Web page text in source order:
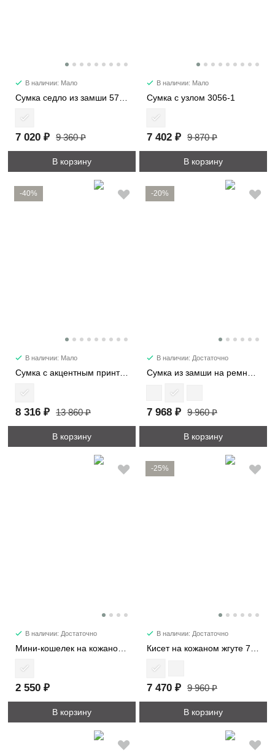
В наличии: Мало
7 020 ₽ 9 360 ₽
В корзину
В наличии: Мало
Сумка с узлом 3056-1
7 402 ₽ 9 870 ₽
В корзину
-40%
В наличии: Мало
Сумка с акцентным принтом 2053
8 316 ₽ 13 860 ₽
В корзину
-20%
В наличии: Достаточно
Сумка из замши на ремне 7361
7 968 ₽ 9 960 ₽
В корзину
В наличии: Достаточно
2 550 ₽
В корзину
-25%
В наличии: Достаточно
7 470 ₽ 9 960 ₽
В корзину